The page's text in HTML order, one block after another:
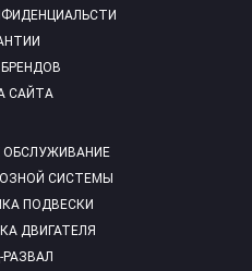
ОБСЛУЖИВАНИЕ
СИСТЕМЫ
ПОДВЕСКИ
ДВИГАТЕЛЯ
САЙТА